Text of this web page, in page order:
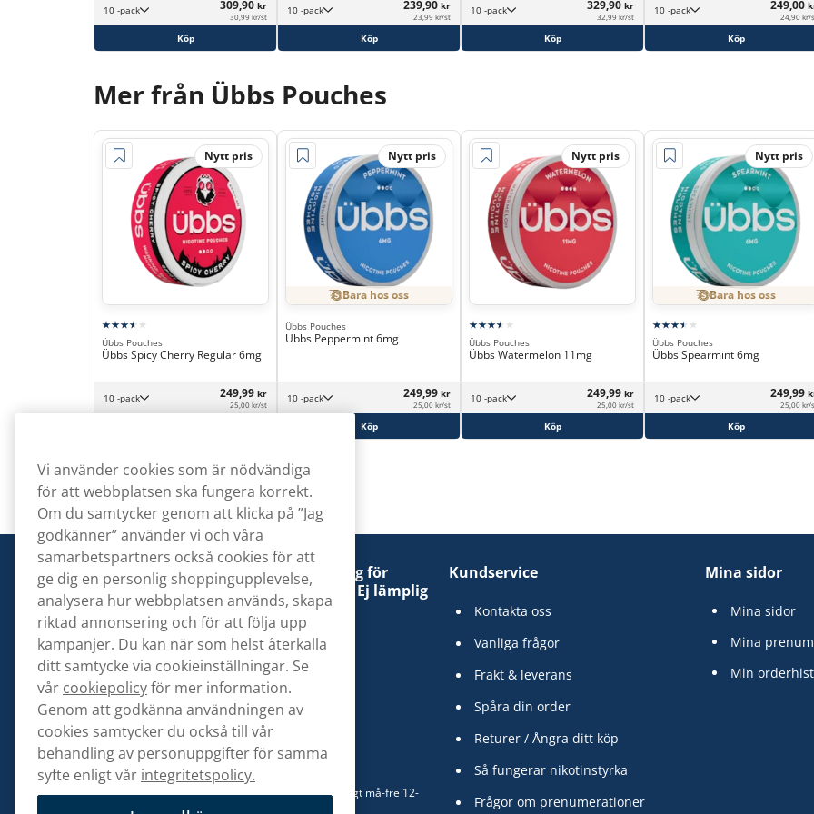
10 -pack 309,90 kr
30,99 kr/st
Köp
10 -pack 239,90 kr
23,99 kr/st
Köp
10 -pack 329,90 kr
32,99 kr/st
Köp
10 -pack 249,00
24,90 kr/
Köp
Mer från Übbs Pouches
Nytt pris
Übbs Pouches
Übbs Spicy Cherry Regular 6mg
10 -pack 249,99 kr
25,00 kr/st
Nytt pris
Bara hos oss
Übbs Pouches
Übbs Peppermint 6mg
10 -pack 249,99 kr
25,00 kr/st
Köp
Nytt pris
Übbs Pouches
Übbs Watermelon 11mg
10 -pack 249,99 kr
25,00 kr/st
Köp
Nytt pris
Bara hos oss
Übbs Pouches
Übbs Spearmint 6mg
10 -pack 249,99
25,00 kr/
Köp
Denna tobaksprodukt kan vara skadlig för
hälsan och är beroendeframkallande. Ej lämplig
för personer under 18 år.
Kontakta oss
hej@snusbolaget.se
08 517 910 94
Mån-Tor 8.00-17.00 | Fre 9.00-17.00 | (Lunchstängt må-fre 12-
Kundservice
Kontakta oss
Vanliga frågor
Frakt & leverans
Spåra din order
Returer / Ångra ditt köp
Så fungerar nikotinstyrka
Frågor om prenumerationer
Mina sidor
Mina sidor
Mina
Min
Vi använder cookies som är nödvändiga
för att webbplatsen ska fungera korrekt.
Om du samtycker genom att klicka på ”Jag
godkänner” använder vi och våra
samarbetspartners också cookies för att
ge dig en personlig shoppingupplevelse,
analysera hur webbplatsen används, skapa
riktad annonsering och för att följa upp
kampanjer. Du kan när som helst återkalla
ditt samtycke via cookieinställningar. Se
vår cookiepolicyför mer information.
Genom att godkänna användningen av
cookies samtycker du också till vår
behandling av personuppgifter för samma
syfte enligt vår integritetspolicy.